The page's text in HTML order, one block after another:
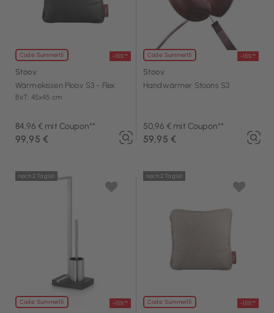
Code: Summer15 -15%**
Stoov
Wärmekissen Ploov S3 - Flex
BxT: 45x45 cm
84,96 € mit Coupon**
99,95 €
Code: Summer15 -15%**
Stoov
Handwärmer Stoons S3
50,96 € mit Coupon**
59,95 €
Code: Summer15 -15%**
noch 2 Tag(e)
Code: Summer15 -15%**
noch 2 Tag(e)